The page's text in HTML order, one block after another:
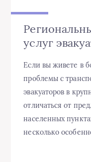
услуг
Если вы живете в
проблемы с
эвакуаторов в
отличаться от
населенных
несколько